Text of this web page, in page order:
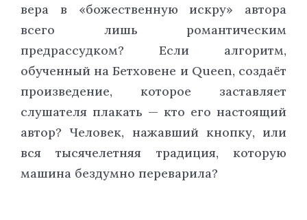
вера в «божественную искру» автора
всего лишь романтическим
предрассудком? Если алгоритм,
обученный на Бетховене и Queen, создаёт
произведение, которое заставляет
слушателя плакать — кто его настоящий
автор? Человек, нажавший кнопку, или
вся тысячелетняя традиция, которую
машина бездумно переварила?